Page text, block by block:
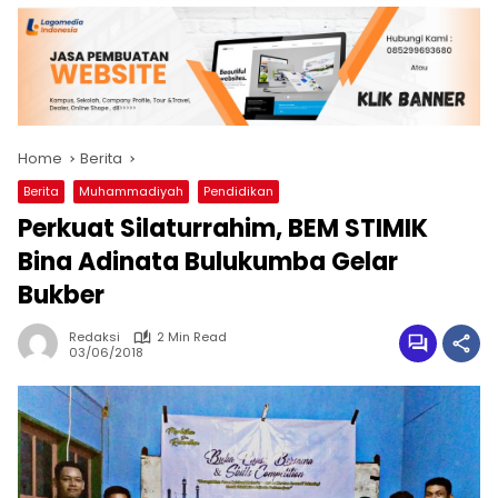
Home Berita
Berita Muhammadiyah Pendidikan
Perkuat Silaturrahim, BEM STIMIK
Bina Adinata Bulukumba Gelar
Bukber
Redaksi
2 Min Read
03/06/2018